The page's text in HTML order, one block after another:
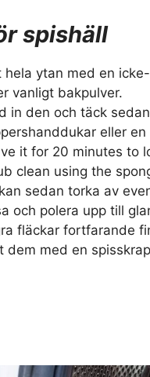
spishäll
hela ytan med en
vanligt bakpulver.
in den och täck
eller
it for 20 minutes to
clean using the
sedan torka av
och polera upp till
fläckar fortfarande
dem med en